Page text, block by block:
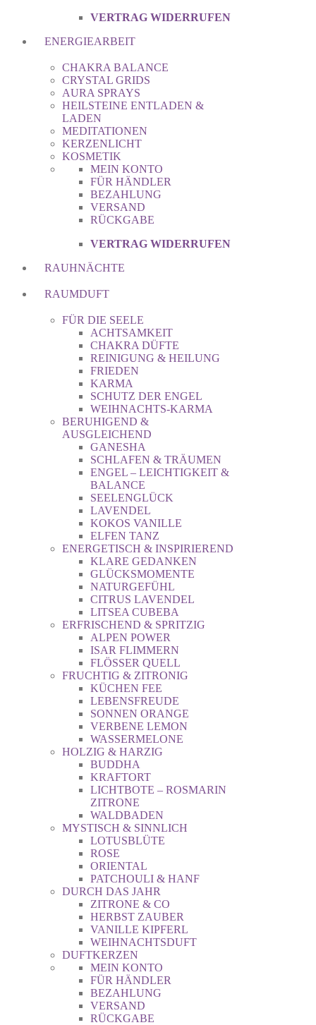
VERTRAG WIDERRUFEN
ENERGIEARBEIT
CHAKRA BALANCE
CRYSTAL GRIDS
AURA SPRAYS
HEILSTEINE ENTLADEN &
LADEN
MEDITATIONEN
KERZENLICHT
KOSMETIK
MEIN KONTO
FÜR HÄNDLER
BEZAHLUNG
VERSAND
RÜCKGABE
VERTRAG WIDERRUFEN
RAUHNÄCHTE
RAUMDUFT
FÜR DIE SEELE
ACHTSAMKEIT
CHAKRA DÜFTE
REINIGUNG & HEILUNG
FRIEDEN
KARMA
SCHUTZ DER ENGEL
WEIHNACHTS-KARMA
BERUHIGEND &
AUSGLEICHEND
GANESHA
SCHLAFEN & TRÄUMEN
ENGEL – LEICHTIGKEIT &
BALANCE
SEELENGLÜCK
LAVENDEL
KOKOS VANILLE
ELFEN TANZ
ENERGETISCH & INSPIRIEREND
KLARE GEDANKEN
GLÜCKSMOMENTE
NATURGEFÜHL
CITRUS LAVENDEL
LITSEA CUBEBA
ERFRISCHEND & SPRITZIG
ALPEN POWER
ISAR FLIMMERN
FLÖSSER QUELL
FRUCHTIG & ZITRONIG
KÜCHEN FEE
LEBENSFREUDE
SONNEN ORANGE
VERBENE LEMON
WASSERMELONE
HOLZIG & HARZIG
BUDDHA
KRAFTORT
LICHTBOTE – ROSMARIN
ZITRONE
WALDBADEN
MYSTISCH & SINNLICH
LOTUSBLÜTE
ROSE
ORIENTAL
PATCHOULI & HANF
DURCH DAS JAHR
ZITRONE & CO
HERBST ZAUBER
VANILLE KIPFERL
WEIHNACHTSDUFT
DUFTKERZEN
MEIN KONTO
FÜR HÄNDLER
BEZAHLUNG
VERSAND
RÜCKGABE